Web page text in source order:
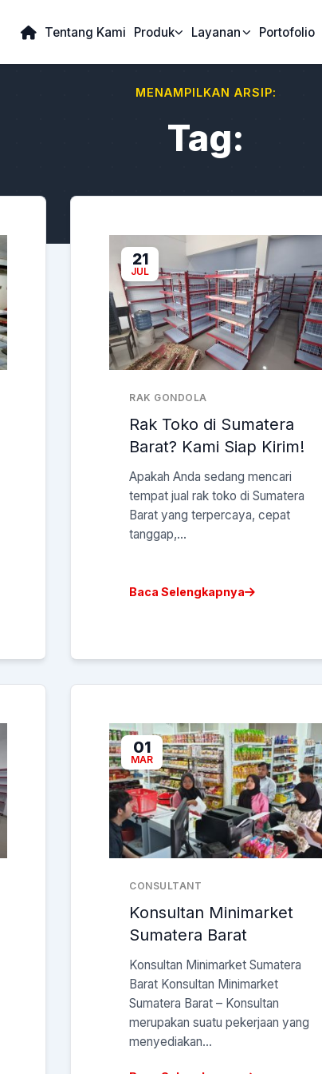
Tentang Kami Produk Layanan Portofolio
MENAMPILKAN ARSIP:
Tag:
21
JUL
RAK GONDOLA
Rak Toko di Sumatera
Barat? Kami Siap Kirim!
Apakah Anda sedang mencari
tempat jual rak toko di Sumatera
Barat yang terpercaya, cepat
tanggap,...
Baca Selengkapnya
01
MAR
CONSULTANT
Konsultan Minimarket
Sumatera Barat
Konsultan Minimarket Sumatera
Barat Konsultan Minimarket
Sumatera Barat – Konsultan
merupakan suatu pekerjaan yang
menyediakan...